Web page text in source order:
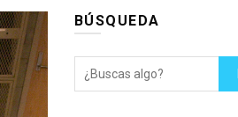
BÚSQUEDA